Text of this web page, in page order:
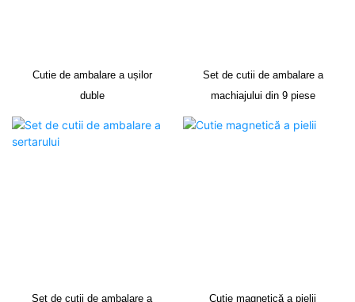
Cutie de ambalare a ușilor
duble
Set de cutii de ambalare a
machiajului din 9 piese
Set de cutii de ambalare a
Cutie magnetică a pielii